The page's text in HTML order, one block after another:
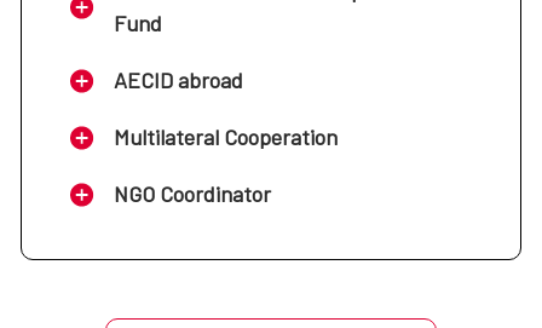
Fund
AECID abroad
Multilateral Cooperation
NGO Coordinator